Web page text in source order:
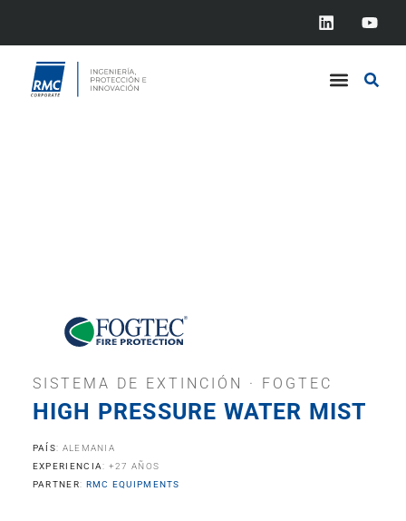
SISTEMA DE EXTINCIÓN · FOGTEC
HIGH PRESSURE WATER MIST
PAÍS: ALEMANIA
EXPERIENCIA: +27 AÑOS
PARTNER: RMC EQUIPMENTS